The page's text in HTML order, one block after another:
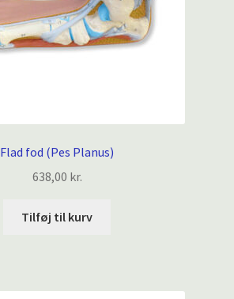
Flad fod (Pes Planus)
638,00 kr.
Tilføj til kurv